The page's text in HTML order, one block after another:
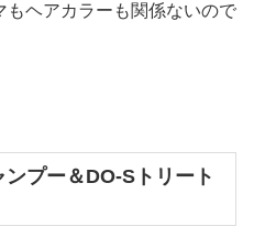
もヘアカラーも関係ないので
プー＆DO-Sトリート